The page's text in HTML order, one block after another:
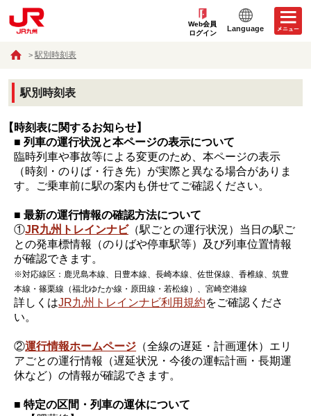
Web会員
ログイン
Language
駅別時刻表
駅別時刻表
【時刻表に関するお知らせ】
■ 列車の運行状況と本ページの表示について
臨時列車や事故等による変更のため、本ページの表示
（時刻・のりば・行き先）が実際と異なる場合がありま
す。ご乗車前に駅の案内も併せてご確認ください。
■ 最新の運行情報の確認方法について
①JR九州トレインナビ（駅ごとの運行状況）当日の駅ご
との発車標情報（のりばや停車駅等）及び列車位置情報
が確認できます。
※対応線区：鹿児島本線、日豊本線、長崎本線、佐世保線、香椎線、筑豊
本線・篠栗線（福北ゆたか線・原田線・若松線）、宮崎空港線
詳しくはJR九州トレインナビ利用規約をご確認くださ
い。
②運行情報ホームページ （全線の遅延・計画運休）エリ
アごとの運行情報（遅延状況・今後の運転計画・長期運
休など）の情報が確認できます。
■ 特定の区間・列車の運休について